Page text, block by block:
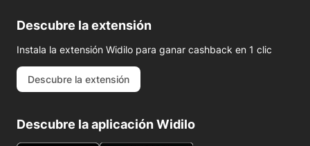
Descubre la extensión
Instala la extensión Widilo para ganar cashback en 1 clic
Descubre la extensión
Descubre la aplicación Widilo